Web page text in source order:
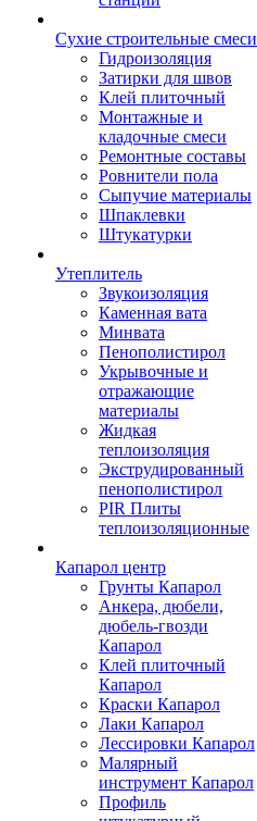
Сухие строительные смеси
Гидроизоляция
Затирки для швов
Клей плиточный
Монтажные и
кладочные смеси
Ремонтные составы
Ровнители пола
Сыпучие материалы
Шпаклевки
Штукатурки
Утеплитель
Звукоизоляция
Каменная вата
Минвата
Пенополистирол
Укрывочные и
отражающие
материалы
Жидкая
теплоизоляция
Экструдированный
пенополистирол
PIR Плиты
теплоизоляционные
Капарол центр
Грунты Капарол
Анкера, дюбели,
дюбель-гвозди
Капарол
Клей плиточный
Капарол
Краски Капарол
Лаки Капарол
Лессировки Капарол
Малярный
инструмент Капарол
Профиль